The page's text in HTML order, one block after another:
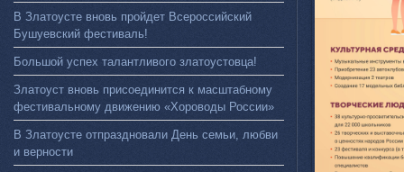
В Златоусте вновь пройдет Всероссийский
Бушуевский фестиваль!
Большой успех талантливого златоустовца!
Златоуст вновь присоединится к масштабному
фестивальному движению «Хороводы России»
В Златоусте отпраздновали День семьи, любви
и верности